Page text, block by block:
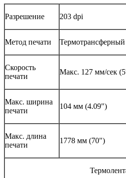
Разрешение 203 dpi
Метод печати
Скорость
печати
Макс. 127 мм/сек
Макс. ширина
печати
104 мм (4.09")
Макс. длина
печати
1778 мм (70")